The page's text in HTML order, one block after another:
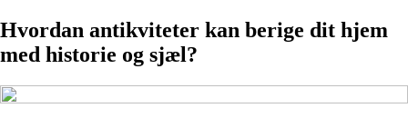
Hvordan antikviteter kan berige dit hjem
med historie og sjæl?